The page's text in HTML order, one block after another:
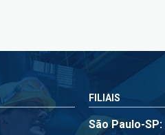
FILIAIS
São Paulo-SP: